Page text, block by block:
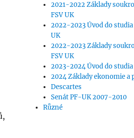
2021-2022 Základy
FSV UK
2022-2023 Úvod do studia
UK
2022-2023 Základy
FSV UK
2023-2024 Úvod do studia
2024 Základy ekonomie a
Descartes
Senát PF-UK 2007-2010
Různé